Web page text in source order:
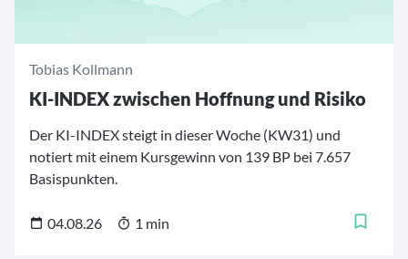
Tobias Kollmann
KI-INDEX zwischen Hoffnung und Risiko
Der KI-INDEX steigt in dieser Woche (KW31) und
notiert mit einem Kursgewinn von 139 BP bei 7.657
Basispunkten.
04.08.26 1 min